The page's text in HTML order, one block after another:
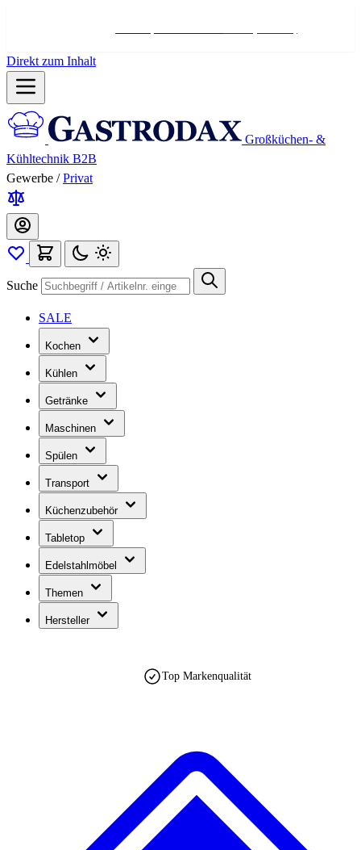
Direkt zum Inhalt
Großküchen- &
Kühltechnik B2B
Gewerbe / Privat
Suche
SALE
Kochen
Kühlen
Getränke
Maschinen
Spülen
Transport
Küchenzubehör
Tabletop
Edelstahlmöbel
Themen
Hersteller
Top Markenqualität